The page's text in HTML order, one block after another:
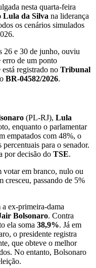
nesta quarta-feira
Lula da Silva na liderança
os cenários simulados
26 e 30 de junho, ouviu
erro de um ponto
registrado no Tribunal
BR-04582/2026.
(PL-RJ), Lula
enquanto o parlamentar
empatados com 48%, o
para o senador.
por decisão do TSE.
votar em branco, nulo ou
cresceu, passando de 5%
a ex-primeira-dama
Bolsonaro. Contra
ela soma 38,9%. Já em
o presidente registra
que obteve o melhor
No entanto, Bolsonaro